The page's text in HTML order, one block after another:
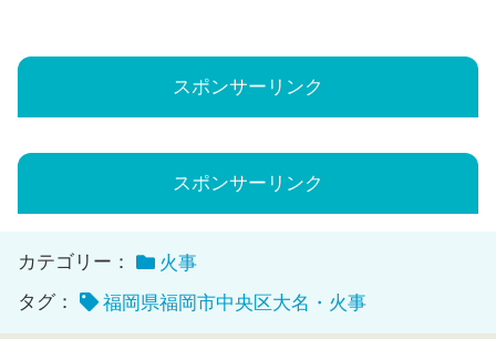
スポンサーリンク
スポンサーリンク
カテゴリー：
火事
タグ：
福岡県福岡市中央区大名・火事